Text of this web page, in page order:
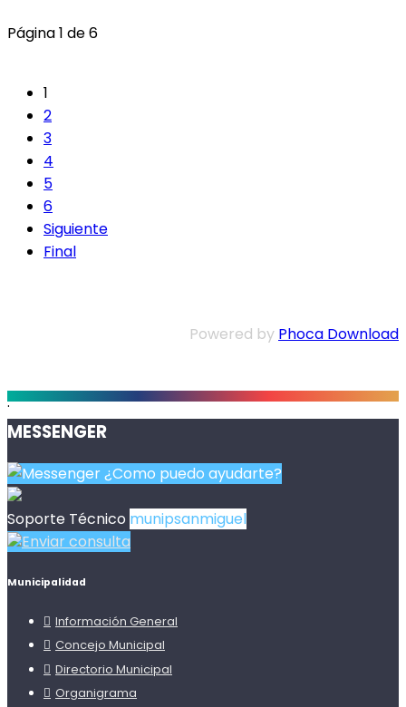
Página 1 de 6
1
2
3
4
5
6
Siguiente
Final
Powered by Phoca Download
.
MESSENGER
¿Como puedo ayudarte?
Soporte Técnico munipsanmiguel
Enviar consulta
Municipalidad
Información General
Concejo Municipal
Directorio Municipal
Organigrama